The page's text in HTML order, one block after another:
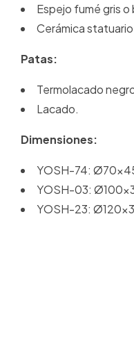
Espejo fumé gris o
Cerámica
Patas:
Termolacado
Lacado.
Dimensiones:
YOSH-74:
YOSH-03:
YOSH-23: